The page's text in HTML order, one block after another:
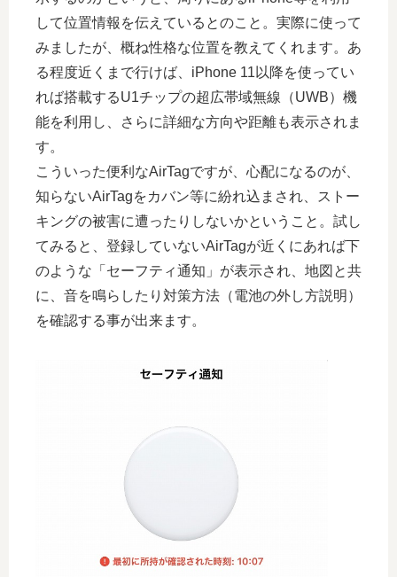
して位置情報を伝えているとのこと。実際に使って
みましたが、概ね性格な位置を教えてくれます。あ
る程度近くまで行けば、iPhone 11以降を使ってい
れば搭載するU1チップの超広帯域無線（UWB）機
能を利用し、さらに詳細な方向や距離も表示されま
す。
こういった便利なAirTagですが、心配になるのが、
知らないAirTagをカバン等に紛れ込まされ、ストー
キングの被害に遭ったりしないかということ。試し
てみると、登録していないAirTagが近くにあれば下
のような「セーフティ通知」が表示され、地図と共
に、音を鳴らしたり対策方法（電池の外し方説明）
を確認する事が出来ます。